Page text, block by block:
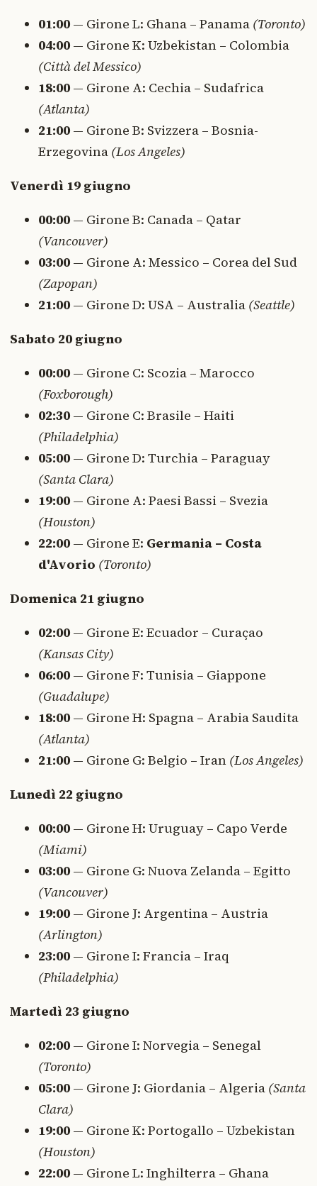
01:00 — Girone L: Ghana – Panama (Toronto)
04:00 — Girone K: Uzbekistan – Colombia
(Città del Messico)
18:00 — Girone A: Cechia – Sudafrica
(Atlanta)
21:00 — Girone B: Svizzera – Bosnia-
Erzegovina (Los Angeles)
Venerdì 19 giugno
00:00 — Girone B: Canada – Qatar
(Vancouver)
03:00 — Girone A: Messico – Corea del Sud
(Zapopan)
21:00 — Girone D: USA – Australia (Seattle)
Sabato 20 giugno
00:00 — Girone C: Scozia – Marocco
(Foxborough)
02:30 — Girone C: Brasile – Haiti
(Philadelphia)
05:00 — Girone D: Turchia – Paraguay
(Santa Clara)
19:00 — Girone A: Paesi Bassi – Svezia
(Houston)
22:00 — Girone E: Germania – Costa
d'Avorio (Toronto)
Domenica 21 giugno
02:00 — Girone E: Ecuador – Curaçao
(Kansas City)
06:00 — Girone F: Tunisia – Giappone
(Guadalupe)
18:00 — Girone H: Spagna – Arabia Saudita
(Atlanta)
21:00 — Girone G: Belgio – Iran (Los Angeles)
Lunedì 22 giugno
00:00 — Girone H: Uruguay – Capo Verde
(Miami)
03:00 — Girone G: Nuova Zelanda – Egitto
(Vancouver)
19:00 — Girone J: Argentina – Austria
(Arlington)
23:00 — Girone I: Francia – Iraq
(Philadelphia)
Martedì 23 giugno
02:00 — Girone I: Norvegia – Senegal
(Toronto)
05:00 — Girone J: Giordania – Algeria (Santa
Clara)
19:00 — Girone K: Portogallo – Uzbekistan
(Houston)
22:00 — Girone L: Inghilterra – Ghana